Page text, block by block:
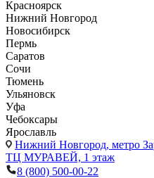
Красноярск
Нижний Новгород
Новосибирск
Пермь
Саратов
Сочи
Тюмень
Ульяновск
Уфа
Чебоксары
Ярославль
Нижний Новгород, метро
ТЦ МУРАВЕЙ, 1 этаж
8 (800) 500-00-22